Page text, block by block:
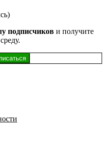
подписчиков и получите